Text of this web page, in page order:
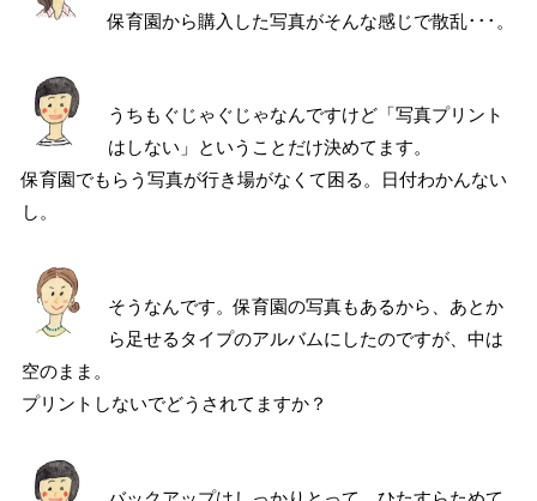
保育園から購入した写真がそんな感じで散乱･･･。
うちもぐじゃぐじゃなんですけど「写真プリント
はしない」ということだけ決めてます。
保育園でもらう写真が行き場がなくて困る。日付わかんない
し。
そうなんです。保育園の写真もあるから、あとか
ら足せるタイプのアルバムにしたのですが、中は
空のまま。
プリントしないでどうされてますか？